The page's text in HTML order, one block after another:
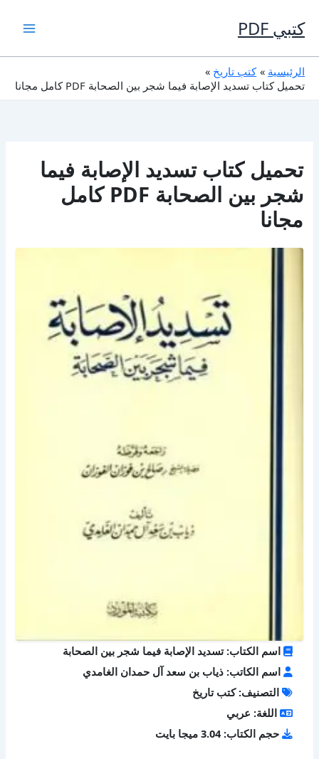
إلى
المحتوى
كتبي PDF
الرئيسية
كتب تاريخ
تحميل كتاب تسديد الإصابة فيما شجر بين الصحابة PDF كامل مجانا
تحميل كتاب تسديد الإصابة فيما
شجر بين الصحابة PDF كامل
مجانا
اسم الكتاب: تسديد الإصابة فيما شجر بين الصحابة
اسم الكاتب: ذياب بن سعد آل حمدان الغامدي
التصنيف: كتب تاريخ
اللغة: عربي
حجم الكتاب: 3.04 ميجا بايت